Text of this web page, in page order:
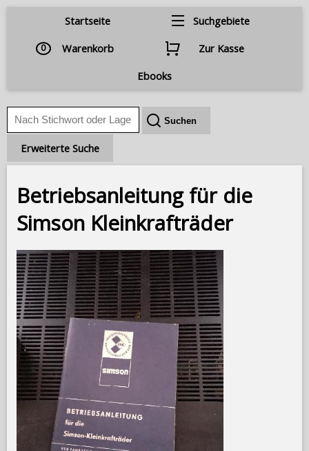
Startseite Suchgebiete
0 Warenkorb
Zur Kasse
Ebooks
Erweiterte Suche
Betriebsanleitung für die
Simson Kleinkrafträder